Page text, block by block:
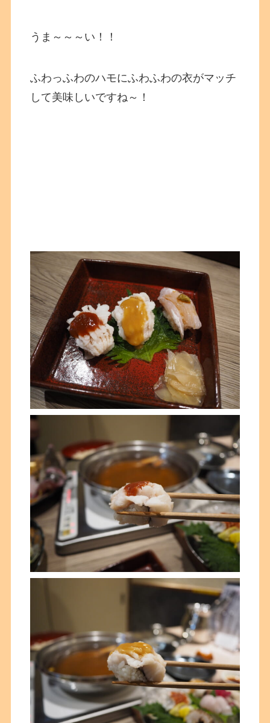
うま～～～い！！
ふわっふわのハモにふわふわの衣がマッチ
して美味しいですね～！